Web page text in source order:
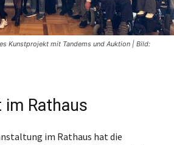
Kunstprojekt mit Tandems und Auktion | Bild:
Rathaus
im Rathaus hat die